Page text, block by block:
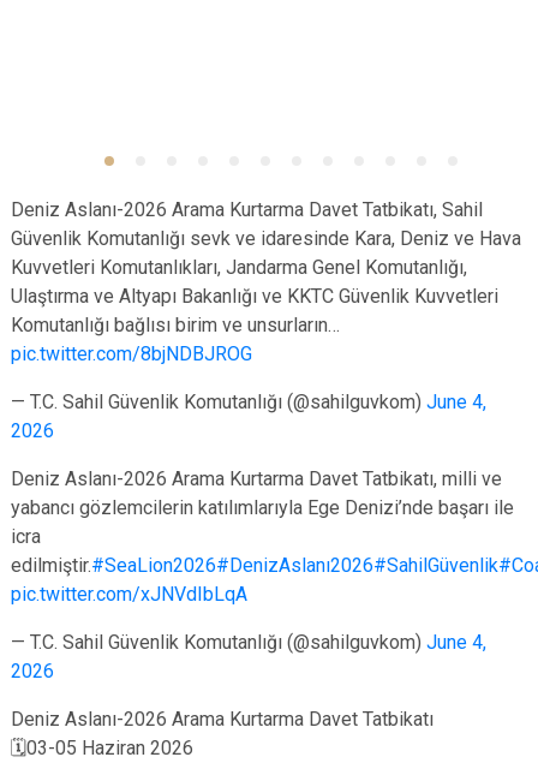
Deniz Aslanı-2026 Arama Kurtarma Davet Tatbikatı, Sahil
Güvenlik Komutanlığı sevk ve idaresinde Kara, Deniz ve Hava
Kuvvetleri Komutanlıkları, Jandarma Genel Komutanlığı,
Ulaştırma ve Altyapı Bakanlığı ve KKTC Güvenlik Kuvvetleri
Komutanlığı bağlısı birim ve unsurların…
pic.twitter.com/8bjNDBJROG
— T.C. Sahil Güvenlik Komutanlığı (@sahilguvkom) June 4,
2026
Deniz Aslanı-2026 Arama Kurtarma Davet Tatbikatı, milli ve
yabancı gözlemcilerin katılımlarıyla Ege Denizi’nde başarı ile
icra
edilmiştir.#SeaLion2026#DenizAslanı2026#SahilGüvenlik
pic.twitter.com/xJNVdIbLqA
— T.C. Sahil Güvenlik Komutanlığı (@sahilguvkom) June 4,
2026
Deniz Aslanı-2026 Arama Kurtarma Davet Tatbikatı
🗓03-05 Haziran 2026